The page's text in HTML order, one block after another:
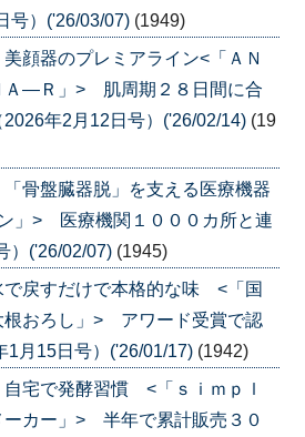
号）('26/03/07) (1949)
顔器のプレミアライン<「ＡＮ
―Ｒ」> 肌周期２８日間に合
年2月12日号）('26/02/14) (19
骨盤臓器脱」を支える医療機器
」> 医療機関１０００カ所と連
）('26/02/07) (1945)
で戻すだけで本格的な味 <「国
根おろし」> アワード受賞で認
1月15日号）('26/01/17) (1942)
宅で発酵習慣 <「ｓｉｍｐｌ
カー」> 半年で累計販売３０